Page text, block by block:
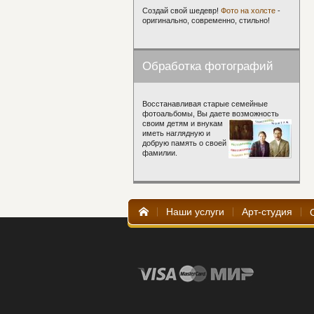
Лэделл Эллен (1)
Лэйн Генри (1)
Люс Максимильен (117)
Люсьен Генри (1)
Создай свой шедевр! Фото на холсте -
оригинально, современно, стильно!
Обработка фотографий
Восстанавливая старые семейные
фотоальбомы, Вы даете возможность
своим детям и внукам
иметь наглядную и
добрую память о своей
фамилии.
Наши услуги Арт-студия